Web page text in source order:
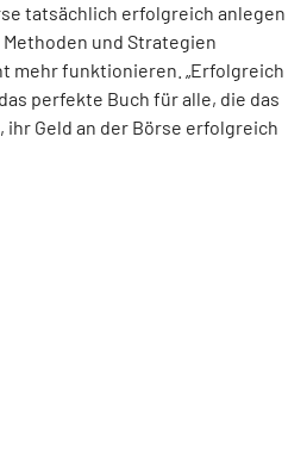
tatsächlich erfolgreich anlegen
Methoden und Strategien
mehr funktionieren. „Erfolgreich
perfekte Buch für alle, die das
Geld an der Börse erfolgreich